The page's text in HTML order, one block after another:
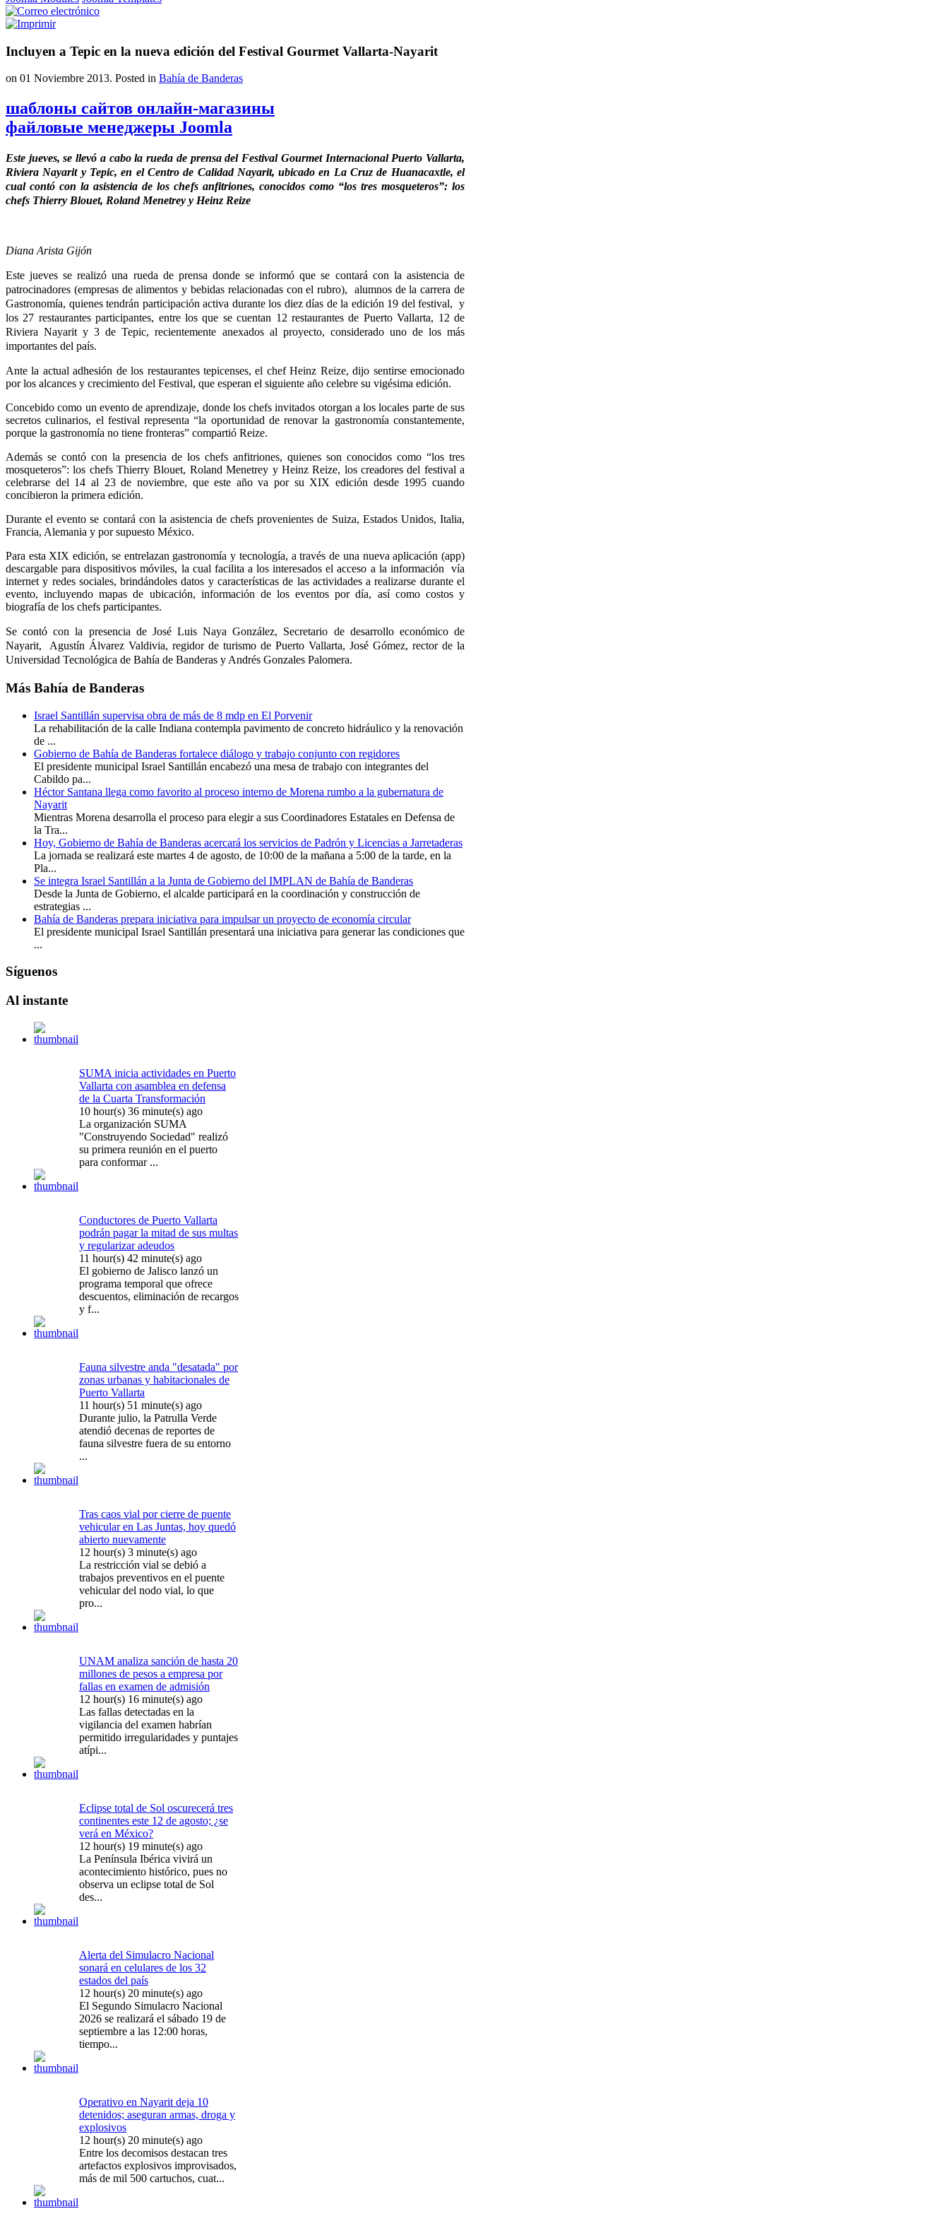
Incluyen a Tepic en la nueva edición del Festival Gourmet Vallarta-Nayarit
on 01 Noviembre 2013. Posted in Bahía de Banderas
шаблоны сайтов онлайн-магазины
файловые менеджеры Joomla
Este jueves, se llevó a cabo la rueda de prensa del Festival Gourmet Internacional Puerto Vallarta,
Riviera Nayarit y Tepic, en el Centro de Calidad Nayarit, ubicado en La Cruz de Huanacaxtle, el
cual contó con la asistencia de los chefs anfitriones, conocidos como “los tres mosqueteros”: los
chefs Thierry Blouet, Roland Menetrey y Heinz Reize
Diana Arista Gijón
Este jueves se realizó una rueda de prensa donde se informó que se contará con la asistencia de
patrocinadores (empresas de alimentos y bebidas relacionadas con el rubro), alumnos de la carrera de
Gastronomía, quienes tendrán participación activa durante los diez días de la edición 19 del festival, y
los 27 restaurantes participantes, entre los que se cuentan 12 restaurantes de Puerto Vallarta, 12 de
Riviera Nayarit y 3 de Tepic, recientemente anexados al proyecto, considerado uno de los más
importantes del país.
Ante la actual adhesión de los restaurantes tepicenses, el chef Heinz Reize, dijo sentirse emocionado
por los alcances y crecimiento del Festival, que esperan el siguiente año celebre su vigésima edición.
Concebido como un evento de aprendizaje, donde los chefs invitados otorgan a los locales parte de sus
secretos culinarios, el festival representa “la oportunidad de renovar la gastronomía constantemente,
porque la gastronomía no tiene fronteras” compartió Reize.
Además se contó con la presencia de los chefs anfitriones, quienes son conocidos como “los tres
mosqueteros”: los chefs Thierry Blouet, Roland Menetrey y Heinz Reize, los creadores del festival a
celebrarse del 14 al 23 de noviembre, que este año va por su XIX edición desde 1995 cuando
concibieron la primera edición.
Durante el evento se contará con la asistencia de chefs provenientes de Suiza, Estados Unidos, Italia,
Francia, Alemania y por supuesto México.
Para esta XIX edición, se entrelazan gastronomía y tecnología, a través de una nueva aplicación (app)
descargable para dispositivos móviles, la cual facilita a los interesados el acceso a la información vía
internet y redes sociales, brindándoles datos y características de las actividades a realizarse durante el
evento, incluyendo mapas de ubicación, información de los eventos por día, así como costos y
biografía de los chefs participantes.
Se contó con la presencia de José Luis Naya González, Secretario de desarrollo económico de
Nayarit, Agustín Álvarez Valdivia, regidor de turismo de Puerto Vallarta, José Gómez, rector de la
Universidad Tecnológica de Bahía de Banderas y Andrés Gonzales Palomera.
Más Bahía de Banderas
Israel Santillán supervisa obra de más de 8 mdp en El Porvenir
La rehabilitación de la calle Indiana contempla pavimento de concreto hidráulico y la renovación
de ...
Gobierno de Bahía de Banderas fortalece diálogo y trabajo conjunto con regidores
El presidente municipal Israel Santillán encabezó una mesa de trabajo con integrantes del
Cabildo pa...
Héctor Santana llega como favorito al proceso interno de Morena rumbo a la gubernatura de
Nayarit
Mientras Morena desarrolla el proceso para elegir a sus Coordinadores Estatales en Defensa de
la Tra...
Hoy, Gobierno de Bahía de Banderas acercará los servicios de Padrón y Licencias a Jarretaderas
La jornada se realizará este martes 4 de agosto, de 10:00 de la mañana a 5:00 de la tarde, en la
Pla...
Se integra Israel Santillán a la Junta de Gobierno del IMPLAN de Bahía de Banderas
Desde la Junta de Gobierno, el alcalde participará en la coordinación y construcción de
estrategias ...
Bahía de Banderas prepara iniciativa para impulsar un proyecto de economía circular
El presidente municipal Israel Santillán presentará una iniciativa para generar las condiciones que
...
Síguenos
Al instante
SUMA inicia actividades en Puerto
Vallarta con asamblea en defensa
de la Cuarta Transformación
10 hour(s) 36 minute(s) ago
La organización SUMA
"Construyendo Sociedad" realizó
su primera reunión en el puerto
para conformar ...
Conductores de Puerto Vallarta
podrán pagar la mitad de sus multas
y regularizar adeudos
11 hour(s) 42 minute(s) ago
El gobierno de Jalisco lanzó un
programa temporal que ofrece
descuentos, eliminación de recargos
y f...
Fauna silvestre anda "desatada" por
zonas urbanas y habitacionales de
Puerto Vallarta
11 hour(s) 51 minute(s) ago
Durante julio, la Patrulla Verde
atendió decenas de reportes de
fauna silvestre fuera de su entorno
...
Tras caos vial por cierre de puente
vehicular en Las Juntas, hoy quedó
abierto nuevamente
12 hour(s) 3 minute(s) ago
La restricción vial se debió a
trabajos preventivos en el puente
vehicular del nodo vial, lo que
pro...
UNAM analiza sanción de hasta 20
millones de pesos a empresa por
fallas en examen de admisión
12 hour(s) 16 minute(s) ago
Las fallas detectadas en la
vigilancia del examen habrían
permitido irregularidades y puntajes
atípi...
Eclipse total de Sol oscurecerá tres
continentes este 12 de agosto; ¿se
verá en México?
12 hour(s) 19 minute(s) ago
La Península Ibérica vivirá un
acontecimiento histórico, pues no
observa un eclipse total de Sol
des...
Alerta del Simulacro Nacional
sonará en celulares de los 32
estados del país
12 hour(s) 20 minute(s) ago
El Segundo Simulacro Nacional
2026 se realizará el sábado 19 de
septiembre a las 12:00 horas,
tiempo...
Operativo en Nayarit deja 10
detenidos; aseguran armas, droga y
explosivos
12 hour(s) 20 minute(s) ago
Entre los decomisos destacan tres
artefactos explosivos improvisados,
más de mil 500 cartuchos, cuat...